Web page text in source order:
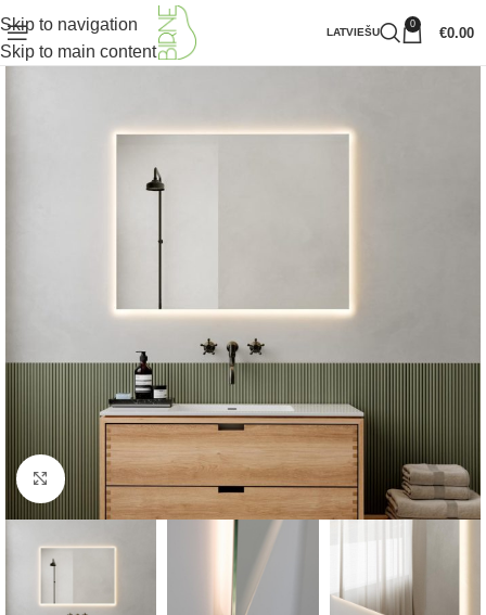
Skip to navigation
Skip to main content
LATVIEŠU
0
€0.00
Klikšķiniet lai palielinātu